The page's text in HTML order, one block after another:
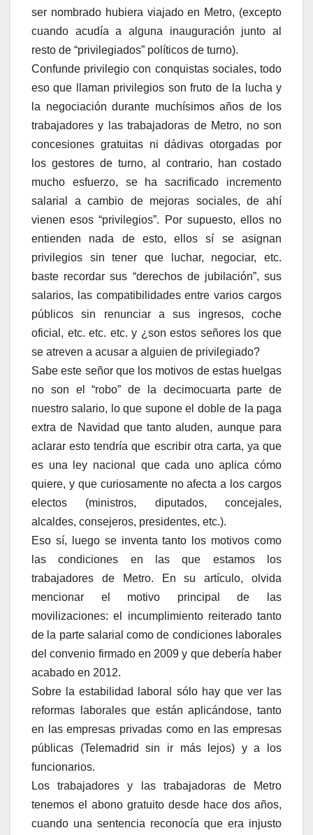
ser nombrado hubiera viajado en Metro, (excepto
cuando acudía a alguna inauguración junto al
resto de “privilegiados” políticos de turno).
Confunde privilegio con conquistas sociales, todo
eso que llaman privilegios son fruto de la lucha y
la negociación durante muchísimos años de los
trabajadores y las trabajadoras de Metro, no son
concesiones gratuitas ni dádivas otorgadas por
los gestores de turno, al contrario, han costado
mucho esfuerzo, se ha sacrificado incremento
salarial a cambio de mejoras sociales, de ahí
vienen esos “privilegios”. Por supuesto, ellos no
entienden nada de esto, ellos sí se asignan
privilegios sin tener que luchar, negociar, etc.
baste recordar sus “derechos de jubilación”, sus
salarios, las compatibilidades entre varios cargos
públicos sin renunciar a sus ingresos, coche
oficial, etc. etc. etc. y ¿son estos señores los que
se atreven a acusar a alguien de privilegiado?
Sabe este señor que los motivos de estas huelgas
no son el “robo” de la decimocuarta parte de
nuestro salario, lo que supone el doble de la paga
extra de Navidad que tanto aluden, aunque para
aclarar esto tendría que escribir otra carta, ya que
es una ley nacional que cada uno aplica cómo
quiere, y que curiosamente no afecta a los cargos
electos (ministros, diputados, concejales,
alcaldes, consejeros, presidentes, etc.).
Eso sí, luego se inventa tanto los motivos como
las condiciones en las que estamos los
trabajadores de Metro. En su artículo, olvida
mencionar el motivo principal de las
movilizaciones: el incumplimiento reiterado tanto
de la parte salarial como de condiciones laborales
del convenio firmado en 2009 y que debería haber
acabado en 2012.
Sobre la estabilidad laboral sólo hay que ver las
reformas laborales que están aplicándose, tanto
en las empresas privadas como en las empresas
públicas (Telemadrid sin ir más lejos) y a los
funcionarios.
Los trabajadores y las trabajadoras de Metro
tenemos el abono gratuito desde hace dos años,
cuando una sentencia reconocía que era injusto